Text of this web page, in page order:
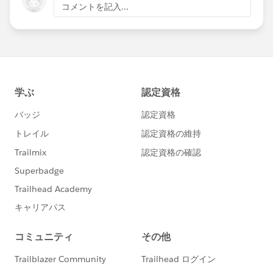
コメントを記入...